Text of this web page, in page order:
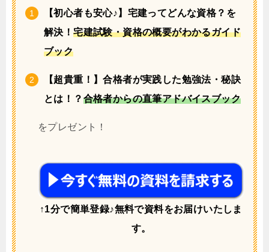
【初心者も安心♪】宅建ってどんな資格？を
解決！宅建試験・資格の概要がわかるガイド
ブック
【超貴重！】合格者が実践した勉強法・秘訣
とは！？ 合格者からの直筆アドバイスブック
をプレゼント！
↑1分で簡単登録♪無料で資料をお届けいたしま
す。